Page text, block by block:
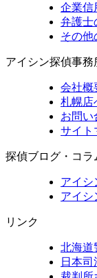
企業信
弁護士
その他
アイシン探偵事務
会社概
札幌店
お問い
サイト
探偵ブログ・コラ
アイシ
アイシ
リンク
北海道
日本